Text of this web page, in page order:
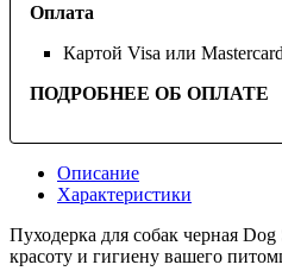
Оплата
Картой Visa или Mastercard
ПОДРОБНЕЕ ОБ ОПЛАТЕ
Описание
Характеристики
Пуходерка для собак черная
красоту и гигиену вашего